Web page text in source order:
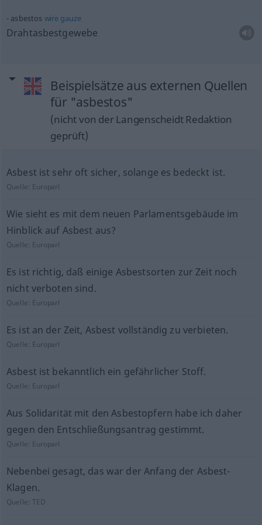
asbestos wire gauze
Drahtasbestgewebe
Beispielsätze aus externen Quellen
für "asbestos"
(nicht von der Langenscheidt Redaktion
geprüft)
Asbest ist sehr oft sicher, solange es bedeckt ist.
Quelle: Europarl
Wie sieht es mit dem neuen Parlamentsgebäude im
Hinblick auf Asbest aus?
Quelle: Europarl
Es ist richtig, daß einige Asbestsorten zur Zeit noch
nicht verboten sind.
Quelle: Europarl
Es ist an der Zeit, Asbest vollständig zu verbieten.
Quelle: Europarl
Asbest ist bekanntlich ein gefährlicher Stoff.
Quelle: Europarl
Aus Solidarität mit den Asbestopfern habe ich daher
gegen den Entschließungsantrag gestimmt.
Quelle: Europarl
Nebenbei gesagt, das war der Anfang der Asbest-
Klagen.
Quelle:TED